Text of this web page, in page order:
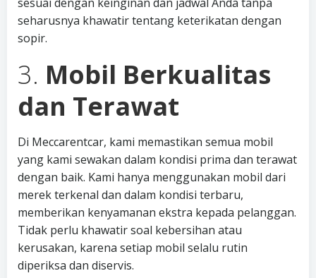
seharusnya khawatir tentang keterikatan dengan
sopir.
3. Mobil Berkualitas
dan Terawat
Di Meccarentcar, kami memastikan semua mobil
yang kami sewakan dalam kondisi prima dan terawat
dengan baik. Kami hanya menggunakan mobil dari
merek terkenal dan dalam kondisi terbaru,
memberikan kenyamanan ekstra kepada pelanggan.
Tidak perlu khawatir soal kebersihan atau
kerusakan, karena setiap mobil selalu rutin
diperiksa dan diservis.